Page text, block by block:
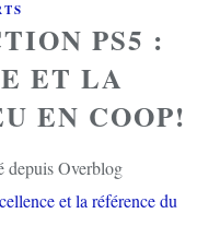
PS5 :
ET LA
EN COOP!
depuis Overblog